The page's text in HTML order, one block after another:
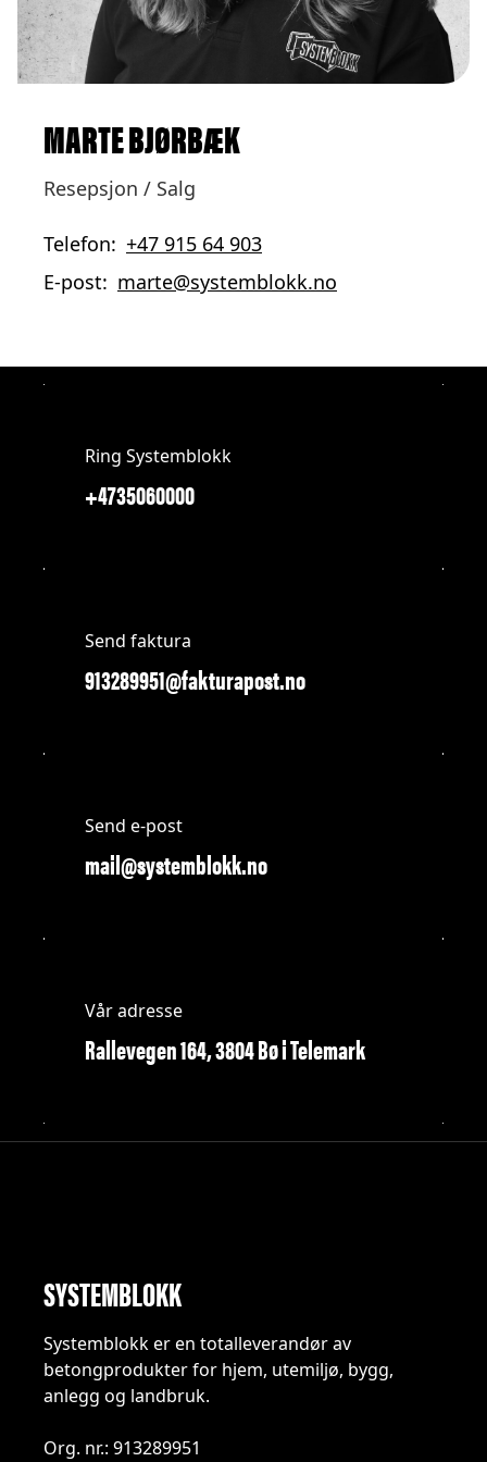
MARTE BJØRBÆK
Resepsjon / Salg
Telefon: +47 915 64 903
E-post: marte@systemblokk.no
Ring Systemblokk
+4735060000
Send faktura
913289951@fakturapost.no
Send e-post
mail@systemblokk.no
Vår adresse
Rallevegen 164, 3804 Bø i Telemark
SYSTEMBLOKK
Systemblokk er en totalleverandør av
betongprodukter for hjem, utemiljø, bygg,
anlegg og landbruk.
Org. nr.: 913289951